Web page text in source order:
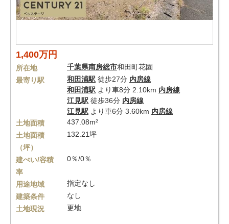
1,400万円
所在地 千葉県南房総市和田町花園
最寄り駅
和田浦駅 徒歩27分 内房線
和田浦駅 より車8分 2.10km 内房線
江見駅 徒歩36分 内房線
江見駅 より車6分 3.60km 内房線
土地面積
437.08m²
土地面積
（坪）
132.21坪
建ぺい/容積
率
0％/0％
用途地域
指定なし
建築条件
なし
土地現況
更地